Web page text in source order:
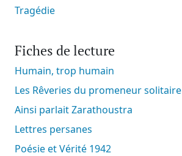
Tragédie
Fiches de lecture
Humain, trop humain
Les Rêveries du promeneur solitaire
Ainsi parlait Zarathoustra
Lettres persanes
Poésie et Vérité 1942